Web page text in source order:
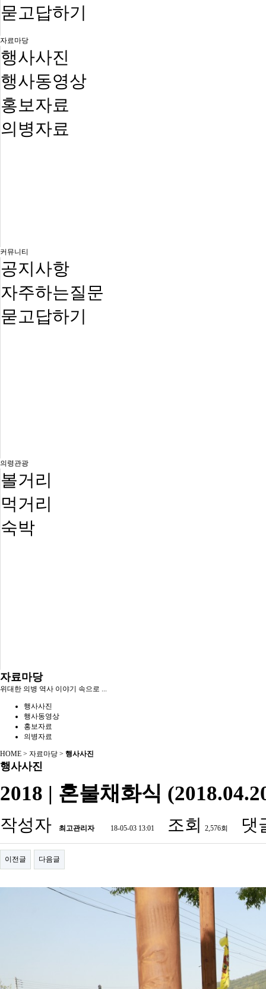
묻고답하기
자료마당
행사사진
행사동영상
홍보자료
의병자료
커뮤니티
공지사항
자주하는질문
묻고답하기
의령관광
볼거리
먹거리
숙박
자료마당
위대한 의병 역사 이야기 속으로 ...
행사사진
행사동영상
홍보자료
의병자료
HOME > 자료마당 > 행사사진
행사사진
2018 | 혼불채화식
작성자 최고관리자 18-05-03 13:01 조회 2,576회 댓
이전글 다음글